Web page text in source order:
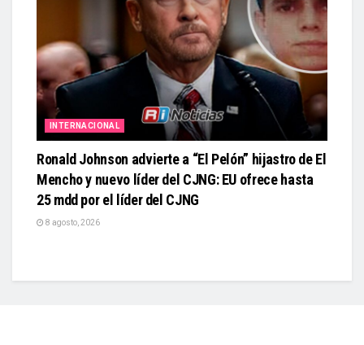
INTERNACIONAL
Ronald Johnson advierte a “El Pelón” hijastro de El
Mencho y nuevo líder del CJNG: EU ofrece hasta
25 mdd por el líder del CJNG
8 agosto, 2026